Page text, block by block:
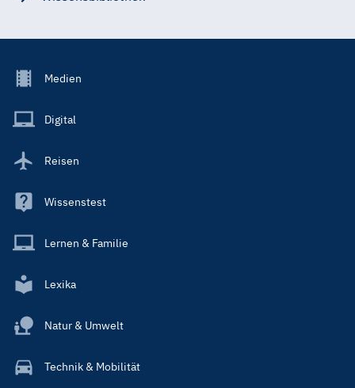
Footer
Main
Medien
Digital
Reisen
Wissenstest
Lernen & Familie
Lexika
Natur & Umwelt
Technik & Mobilität